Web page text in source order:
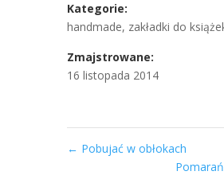
Kategorie:
handmade, zakładki do
Zmajstrowane:
16 listopada 2014
← Pobujać w obłokach